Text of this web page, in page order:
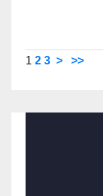
1 2 3 > >>